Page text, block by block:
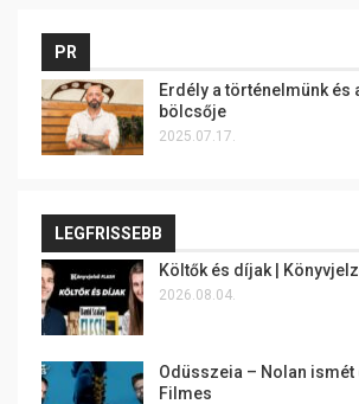
PR
Erdély a történelmünk és
bölcsője
2025.07.17.
LEGFRISSEBB
Költők és díjak |
2026.08.04.
Odüsszeia – Nolan ismét
Filmes